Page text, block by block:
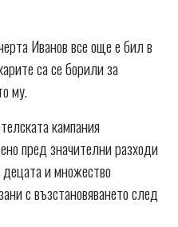
Иванов все още е бил в
са се борили за
му.
кампания
пред значителни разходи
децата и множество
с възстановяването след